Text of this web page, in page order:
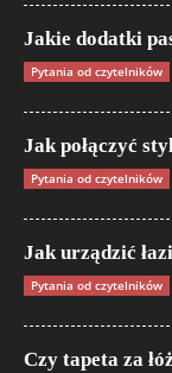
Jakie dodatki
Pytania od czytelników
Jak połączyć
Pytania od czytelników
Jak urządzić
Pytania od czytelników
Czy tapeta za